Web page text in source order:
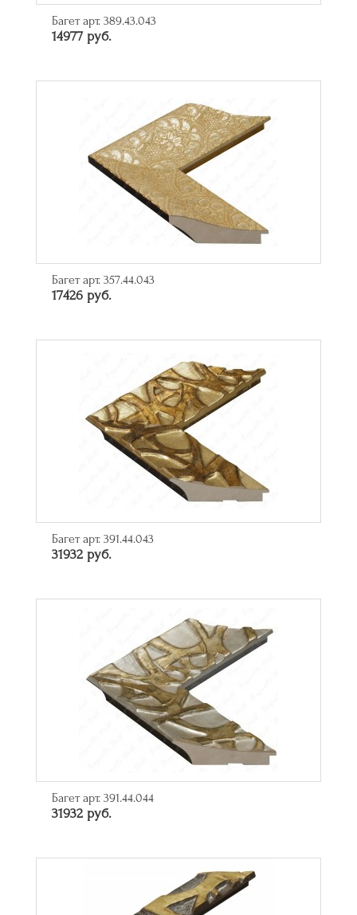
Багет арт. 389.43.043
14977 руб.
Багет арт. 357.44.043
17426 руб.
Багет арт. 391.44.043
31932 руб.
Багет арт. 391.44.044
31932 руб.